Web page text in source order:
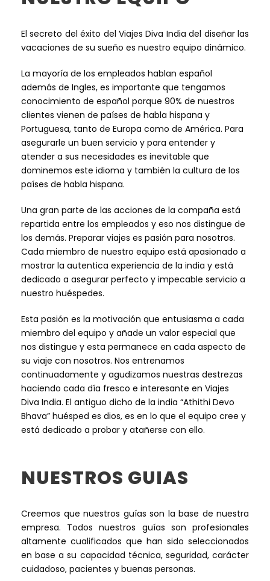
El secreto del éxito del Viajes Diva India del diseñar las
vacaciones de su sueño es nuestro equipo dinámico.
La mayoría de los empleados hablan español
además de Ingles, es importante que tengamos
conocimiento de español porque 90% de nuestros
clientes vienen de países de habla hispana y
Portuguesa, tanto de Europa como de América. Para
asegurarle un buen servicio y para entender y
atender a sus necesidades es inevitable que
dominemos este idioma y también la cultura de los
países de habla hispana.
Una gran parte de las acciones de la compaña está
repartida entre los empleados y eso nos distingue de
los demás. Preparar viajes es pasión para nosotros.
Cada miembro de nuestro equipo está apasionado a
mostrar la autentica experiencia de la india y está
dedicado a asegurar perfecto y impecable servicio a
nuestro huéspedes.
Esta pasión es la motivación que entusiasma a cada
miembro del equipo y añade un valor especial que
nos distingue y esta permanece en cada aspecto de
su viaje con nosotros. Nos entrenamos
continuadamente y agudizamos nuestras destrezas
haciendo cada día fresco e interesante en Viajes
Diva India. El antiguo dicho de la india “Athithi Devo
Bhava” huésped es dios, es en lo que el equipo cree y
está dedicado a probar y atañerse con ello.
NUESTROS GUIAS
Creemos que nuestros guías son la base de nuestra
empresa. Todos nuestros guías son profesionales
altamente cualificados que han sido seleccionados
en base a su capacidad técnica, seguridad, carácter
cuidadoso, pacientes y buenas personas.